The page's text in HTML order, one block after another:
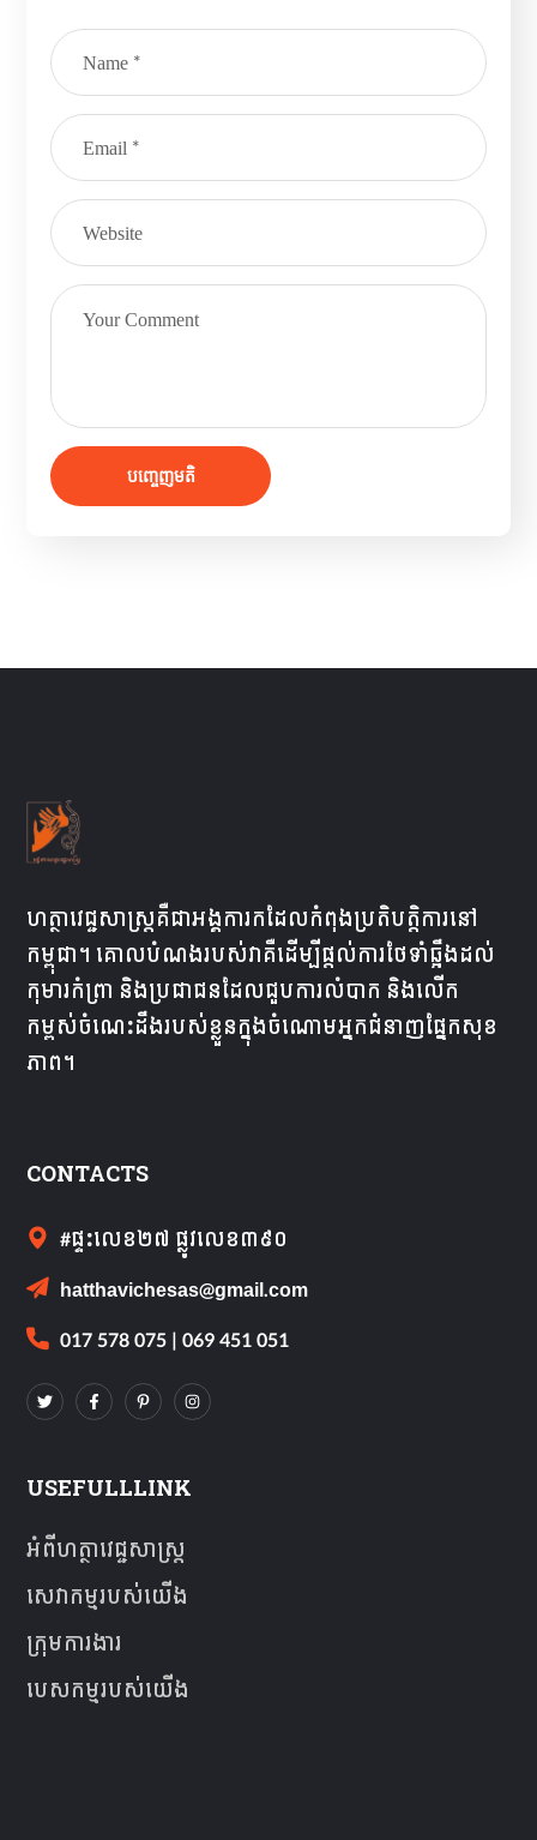
ហត្ថាវេជ្ជសាស្ត្រគឺជា​អង្គការ​ក​ដែល​កំពុង​ប្រតិបត្តិការ​នៅ​
កម្ពុជា។ គោលបំណងរបស់វាគឺដើម្បីផ្តល់ការថែទាំឆ្អឹងដល់
កុមារកំព្រា និងប្រជាជនដែលជួបការលំបាក និងលើក
កម្ពស់ចំណេះដឹងរបស់ខ្លួនក្នុងចំណោមអ្នកជំនាញផ្នែកសុខ
ភាព។
CONTACTS
#ផ្ទះលេខ២៧​ ផ្លូវលេខ៣៩០
hatthavichesas@gmail.com
017 578 075 | 069 451 051
USEFULLLINK
អំពីហត្ថាវេជ្ជសាស្ត្រ
សេវាកម្មរបស់យើង
ក្រុមការងារ
បេសកម្មរបស់យើង